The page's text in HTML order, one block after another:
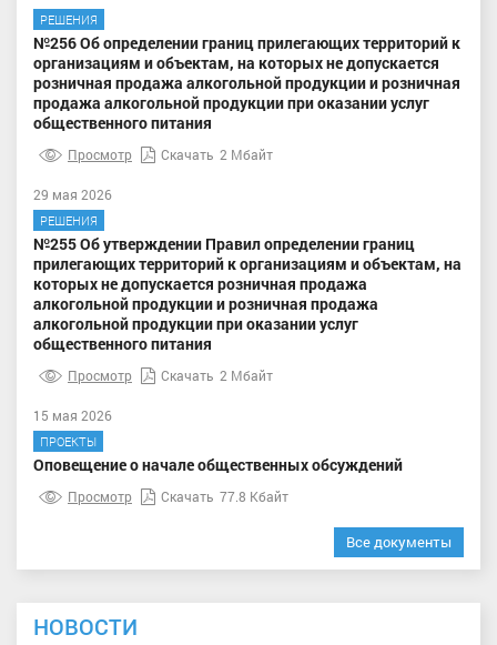
РЕШЕНИЯ
№256 Об определении границ прилегающих территорий к
организациям и объектам, на которых не допускается
розничная продажа алкогольной продукции и розничная
продажа алкогольной продукции при оказании услуг
общественного питания
Просмотр Скачать 2 Мбайт
29 мая 2026
РЕШЕНИЯ
№255 Об утверждении Правил определении границ
прилегающих территорий к организациям и объектам, на
которых не допускается розничная продажа
алкогольной продукции и розничная продажа
алкогольной продукции при оказании услуг
общественного питания
Просмотр Скачать 2 Мбайт
15 мая 2026
ПРОЕКТЫ
Оповещение о начале общественных обсуждений
Просмотр Скачать 77.8 Кбайт
Все документы
НОВОСТИ